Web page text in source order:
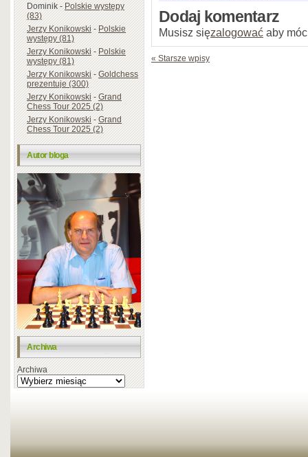
Dominik-Polskie występy
(83)
Jerzy Konikowski-Polskie
występy (81)
Jerzy Konikowski-Polskie
występy (81)
Jerzy Konikowski-Goldchess
prezentuje (300)
Jerzy Konikowski-Grand
Chess Tour 2025 (2)
Jerzy Konikowski-Grand
Chess Tour 2025 (2)
Autor bloga
Archiwa
Archiwa
Dodaj komentarz
Musisz sięzalogować aby
« Starsze wpisy